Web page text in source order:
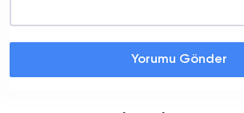
Yorumu Gönder